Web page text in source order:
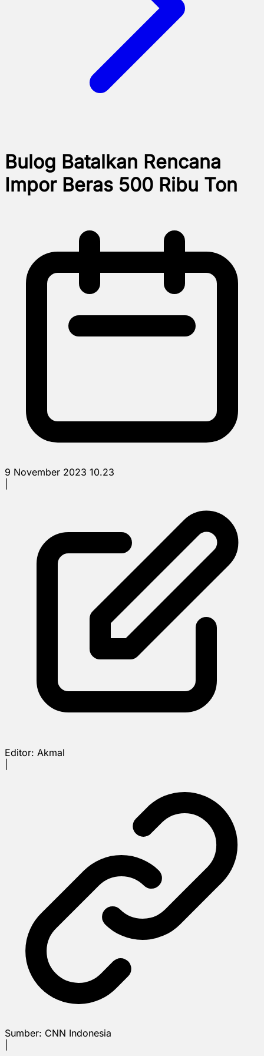
Bulog Batalkan Rencana
Impor Beras 500 Ribu Ton
9 November 2023 10.23
Editor: Akmal
Sumber: CNN Indonesia